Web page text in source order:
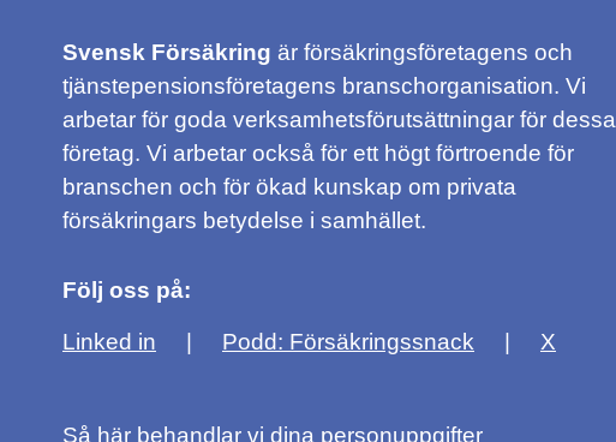
Svensk Försäkring är försäkringsföretagens och
tjänstepensionsföretagens branschorganisation. Vi
arbetar för goda verksamhetsförutsättningar för dessa
företag. Vi arbetar också för ett högt förtroende för
branschen och för ökad kunskap om privata
försäkringars betydelse i samhället.
Följ oss på:
Linked in Podd: Försäkringssnack X
Så här behandlar vi dina personuppgifter